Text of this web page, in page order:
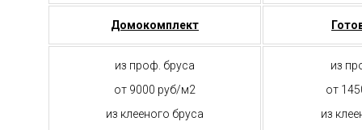
Домокомплект
из проф. бруса
от 9000 руб/м2
из клееного бруса
из
от
из